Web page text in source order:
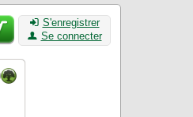
S'enregistrer
Se connecter